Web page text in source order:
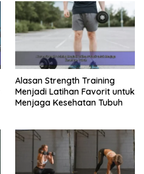
Alasan Strength Training
Menjadi Latihan Favorit untuk
Menjaga Kesehatan Tubuh